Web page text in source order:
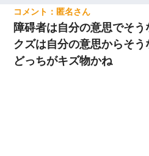
匿名
障碍者は自分の意思でそ
クズは自分の意思からそう
どっちがキズ物かね